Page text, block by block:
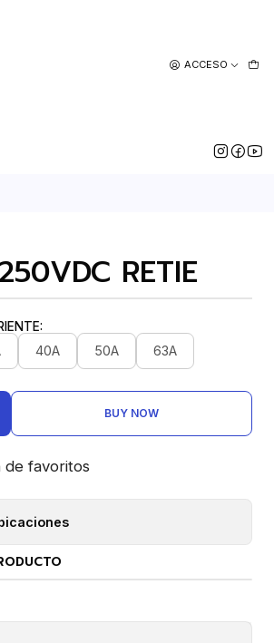
ACCESO
RETIE
40A 50A 63A
BUY NOW
de favoritos